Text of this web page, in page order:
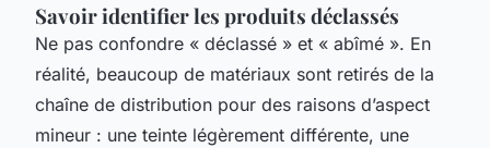
Savoir identifier les produits déclassés
Ne pas confondre « déclassé » et « abîmé ». En
réalité, beaucoup de matériaux sont retirés de la
chaîne de distribution pour des raisons d’aspect
mineur : une teinte légèrement différente, une